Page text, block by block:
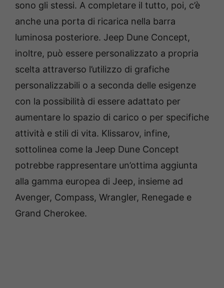
sono gli stessi. A completare il tutto, poi, c’è
anche una porta di ricarica nella barra
luminosa posteriore. Jeep Dune Concept,
inoltre, può essere personalizzato a propria
scelta attraverso l’utilizzo di grafiche
personalizzabili o a seconda delle esigenze
con la possibilità di essere adattato per
aumentare lo spazio di carico o per specifiche
attività e stili di vita. Klissarov, infine,
sottolinea come la Jeep Dune Concept
potrebbe rappresentare un’ottima aggiunta
alla gamma europea di Jeep, insieme ad
Avenger, Compass, Wrangler, Renegade e
Grand Cherokee.